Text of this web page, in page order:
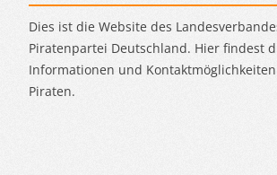
Dies ist die Website des
Piratenpartei Deutschland. Hier findest
Informationen und
Piraten.